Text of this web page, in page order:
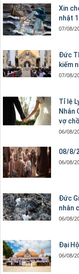
Xin
nhật
07/08/
Đức
kiếm
07/08/
Tỉ lệ
Nhân
vợ
06/08/
08/8/
06/08/
Đức
nhân
06/08/
Đại
06/08/